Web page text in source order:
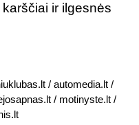
ir ilgesnės
/ automedia.lt/
/ motinyste.lt/